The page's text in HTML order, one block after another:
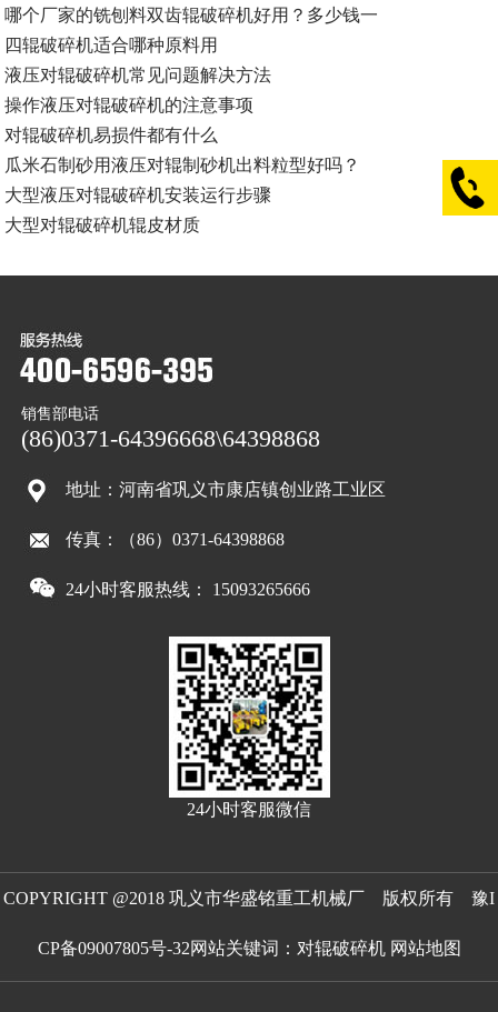
哪个厂家的铣刨料双齿辊破碎机好用？多少钱一
四辊破碎机适合哪种原料用
液压对辊破碎机常见问题解决方法
操作液压对辊破碎机的注意事项
对辊破碎机易损件都有什么
瓜米石制砂用液压对辊制砂机出料粒型好吗？
大型液压对辊破碎机安装运行步骤
大型对辊破碎机辊皮材质
销售部电话
(86)0371-64396668\64398868
地址：河南省巩义市康店镇创业路工业区
传真：（86）0371-64398868
24小时客服热线： 15093265666
24小时客服微信
COPYRIGHT @2018 巩义市华盛铭重工机械厂 版权所有 豫I
CP备09007805号-32网站关键词： 对辊破碎机 网站地图